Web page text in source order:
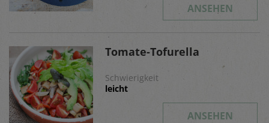
ANSEHEN
Tomate-Tofurella
Schwierigkeit
leicht
ANSEHEN